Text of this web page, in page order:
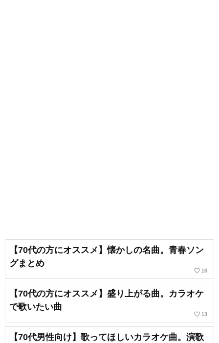
【70代の方にオススメ】懐かしの名曲。青春ソン
グまとめ
favorite_border 16
【70代の方にオススメ】盛り上がる曲。カラオケ
で歌いたい曲
favorite_border 13
【70代男性向け】歌ってほしいカラオケ曲。演歌